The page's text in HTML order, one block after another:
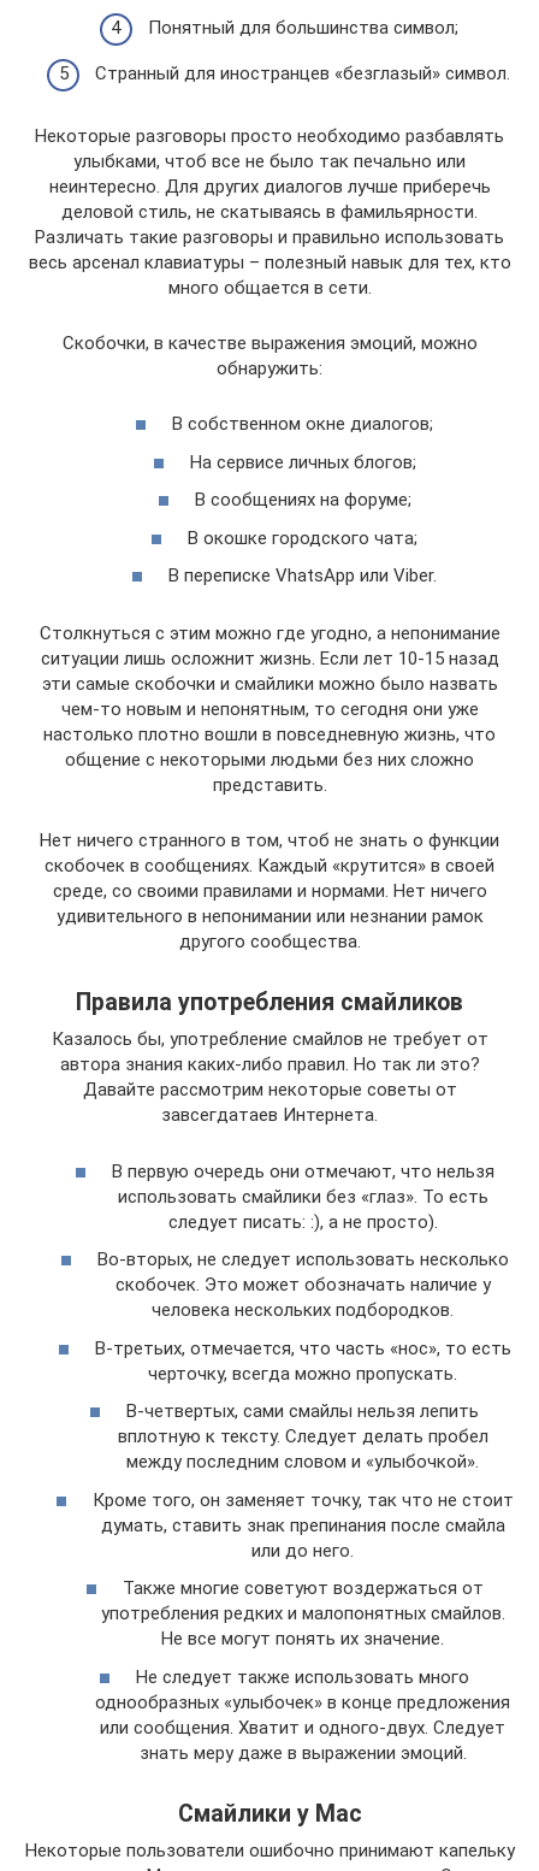
Понятный для большинства символ;
Странный для иностранцев «безглазый» символ.
Некоторые разговоры просто необходимо разбавлять
улыбками, чтоб все не было так печально или
неинтересно. Для других диалогов лучше приберечь
деловой стиль, не скатываясь в фамильярности.
Различать такие разговоры и правильно использовать
весь арсенал клавиатуры – полезный навык для тех, кто
много общается в сети.
Скобочки, в качестве выражения эмоций, можно
обнаружить:
В собственном окне диалогов;
На сервисе личных блогов;
В сообщениях на форуме;
В окошке городского чата;
В переписке VhatsApp или Viber.
Столкнуться с этим можно где угодно, а непонимание
ситуации лишь осложнит жизнь. Если лет 10-15 назад
эти самые скобочки и смайлики можно было назвать
чем-то новым и непонятным, то сегодня они уже
настолько плотно вошли в повседневную жизнь, что
общение с некоторыми людьми без них сложно
представить.
Нет ничего странного в том, чтоб не знать о функции
скобочек в сообщениях. Каждый «крутится» в своей
среде, со своими правилами и нормами. Нет ничего
удивительного в непонимании или незнании рамок
другого сообщества.
Правила употребления смайликов
Казалось бы, употребление смайлов не требует от
автора знания каких-либо правил. Но так ли это?
Давайте рассмотрим некоторые советы от
завсегдатаев Интернета.
В первую очередь они отмечают, что нельзя
использовать смайлики без «глаз». То есть
следует писать: :), а не просто).
Во-вторых, не следует использовать несколько
скобочек. Это может обозначать наличие у
человека нескольких подбородков.
В-третьих, отмечается, что часть «нос», то есть
черточку, всегда можно пропускать.
В-четвертых, сами смайлы нельзя лепить
вплотную к тексту. Следует делать пробел
между последним словом и «улыбочкой».
Кроме того, он заменяет точку, так что не стоит
думать, ставить знак препинания после смайла
или до него.
Также многие советуют воздержаться от
употребления редких и малопонятных смайлов.
Не все могут понять их значение.
Не следует также использовать много
однообразных «улыбочек» в конце предложения
или сообщения. Хватит и одного-двух. Следует
знать меру даже в выражении эмоций.
Смайлики у Mac
Некоторые пользователи ошибочно принимают капельку